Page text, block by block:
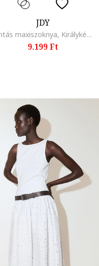
JDY
Mintás maxiszoknya, Királykék/Világosbézs
9.199 Ft